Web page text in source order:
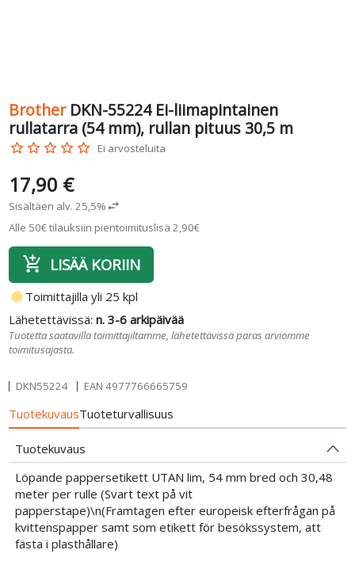
Brother DKN-55224 Ei-liimapintainen
rullatarra (54 mm), rullan pituus 30,5 m
star_border star_border star_border star_border star_border Ei arvosteluita
17,90 €
Sisältäen alv. 25,5%swap_horiz
Alle 50€ tilauksiin pientoimituslisä 2,90€
add_shopping_cart LISÄÄ KORIIN
fiber_manual_record Toimittajilla yli 25 kpl
Lähetettävissä:n. 3-6 arkipäivää
Tuotetta saatavilla toimittajiltamme, lähetettävissä paras arviomme
toimitusajasta.
DKN55224 EAN 4977766665759
TuotekuvausTuoteturvallisuus
Tuotekuvaus
Löpande pappersetikett UTAN lim, 54 mm bred och 30,48
meter per rulle (Svart text på vit
papperstape)\n(Framtagen efter europeisk efterfrågan på
kvittenspapper samt som etikett för besökssystem, att
fästa i plasthållare)